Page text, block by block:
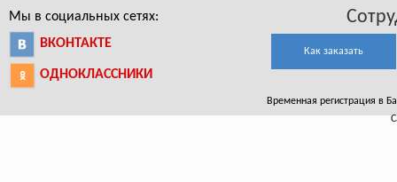
Мы в социальных сетях:
ВКОНТАКТЕ
ОДНОКЛАССНИКИ
Как заказать
Временная регистрация в